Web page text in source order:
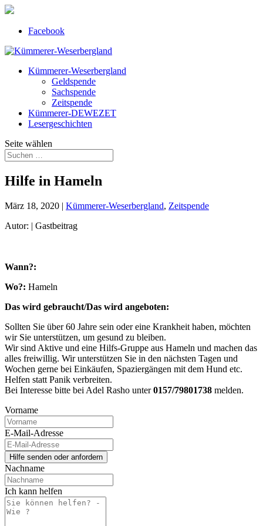
Facebook
Kümmerer-Weserbergland
Geldspende
Sachspende
Zeitspende
Kümmerer-DEWEZET
Lesergeschichten
Seite wählen
Hilfe in Hameln
März 18, 2020 | Kümmerer-Weserbergland, Zeitspende
Autor: | Gastbeitrag
Wann?:
Wo?: Hameln
Das wird gebraucht/Das wird angeboten:
Sollten Sie über 60 Jahre sein oder eine Krankheit haben, möchten
wir Sie unterstützen, um gesund zu bleiben.
Wir sind Aktive und eine Hilfs-Gruppe aus Hameln und machen das
alles freiwillig. Wir unterstützen Sie in den nächsten Tagen und
Wochen gerne bei Einkäufen, Spaziergängen mit dem Hund etc.
Helfen statt Panik verbreiten.
Bei Interesse bitte bei Adel Rasho unter0157/79801738 melden.
Vorname
E-Mail-Adresse
Nachname
Ich kann helfen